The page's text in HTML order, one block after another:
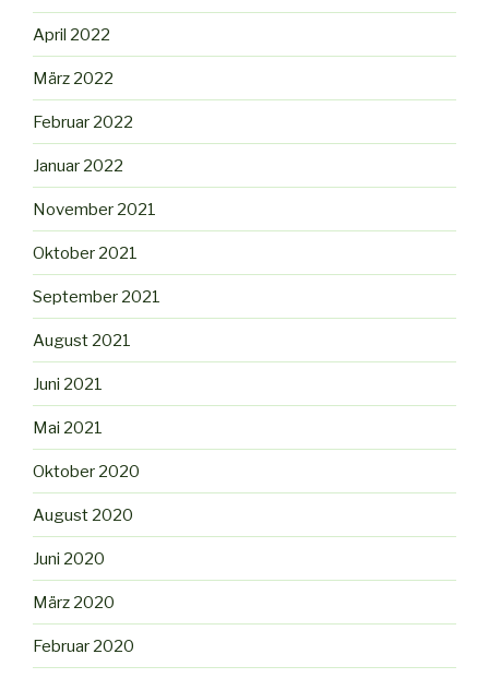
April 2022
März 2022
Februar 2022
Januar 2022
November 2021
Oktober 2021
September 2021
August 2021
Juni 2021
Mai 2021
Oktober 2020
August 2020
Juni 2020
März 2020
Februar 2020